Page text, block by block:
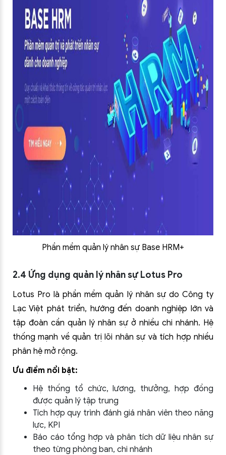
Phần mềm quản lý nhân sự Base HRM+
2.4 Ứng dụng quản lý nhân sự Lotus Pro
Lotus Pro là phần mềm quản lý nhân sự do Công ty
Lạc Việt phát triển, hướng đến doanh nghiệp lớn và
tập đoàn cần quản lý nhân sự ở nhiều chi nhánh. Hệ
thống mạnh về quản trị lõi nhân sự và tích hợp nhiều
phân hệ mở rộng.
Ưu điểm nổi bật:
Hệ thống tổ chức, lương, thưởng, hợp đồng
được quản lý tập trung
Tích hợp quy trình đánh giá nhân viên theo năng
lực, KPI
Báo cáo tổng hợp và phân tích dữ liệu nhân sự
theo từng phòng ban, chi nhánh